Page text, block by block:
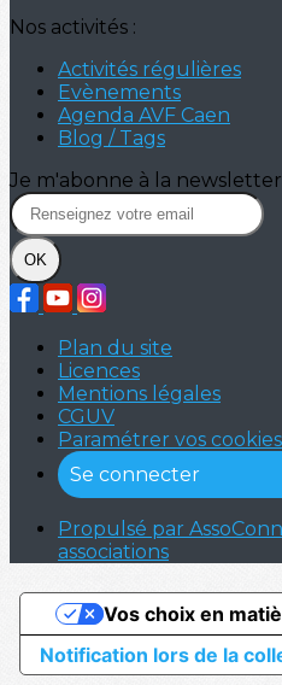
Nos activités :
Activités régulières
Evènements
Agenda AVF Caen
Blog / Tags
Je m'abonne à la newsletter
OK
Plan du site
Licences
Mentions légales
CGUV
Paramétrer vos cookies
Se connecter
Propulsé par
associations
Notification lors de la
Vos choix en